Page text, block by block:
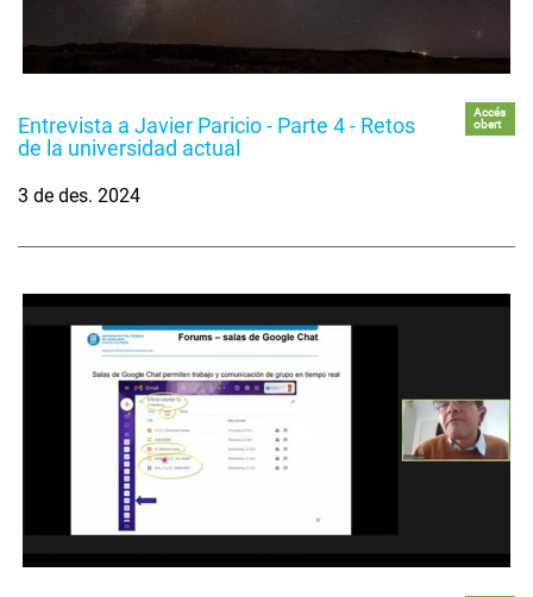
Entrevista a Javier Paricio - Parte 4 - Retos
de la universidad actual
Accés
obert
3 de des. 2024